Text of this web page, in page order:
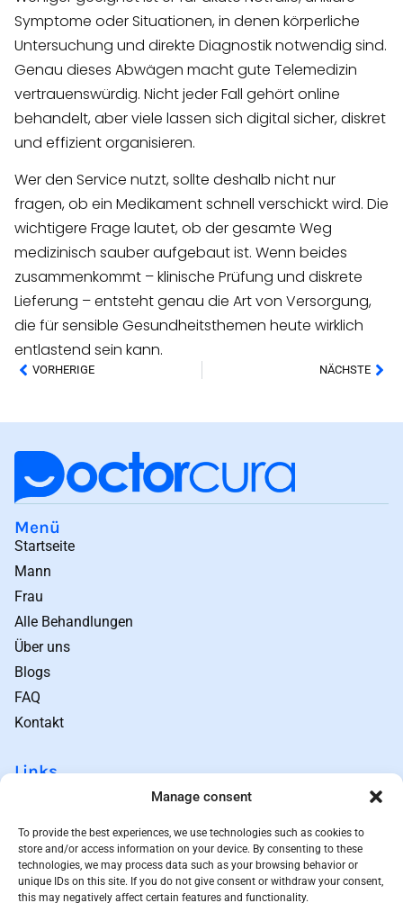
Manage consent
To provide the best experiences, we use technologies such as cookies to
store and/or access information on your device. By consenting to these
technologies, we may process data such as your browsing behavior or
unique IDs on this site. If you do not give consent or withdraw your consent,
this may negatively affect certain features and functionality.
Symptome oder Situationen, in denen körperliche
Untersuchung und direkte Diagnostik notwendig sind.
Genau dieses Abwägen macht gute Telemedizin
vertrauenswürdig. Nicht jeder Fall gehört online
behandelt, aber viele lassen sich digital sicher, diskret
und effizient organisieren.
Wer den Service nutzt, sollte deshalb nicht nur
fragen, ob ein Medikament schnell verschickt wird. Die
wichtigere Frage lautet, ob der gesamte Weg
medizinisch sauber aufgebaut ist. Wenn beides
zusammenkommt – klinische Prüfung und diskrete
Lieferung – entsteht genau die Art von Versorgung,
die für sensible Gesundheitsthemen heute wirklich
entlastend sein kann.
VORHERIGE NÄCHSTE
Menü
Startseite
Mann
Frau
Alle Behandlungen
Über uns
Blogs
FAQ
Kontakt
Links
Geschäftsbedingungen
Sitemap
Rückgabebedingungen
Preisprinzip